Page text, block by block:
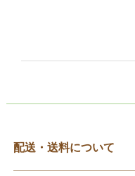
配送・送料について